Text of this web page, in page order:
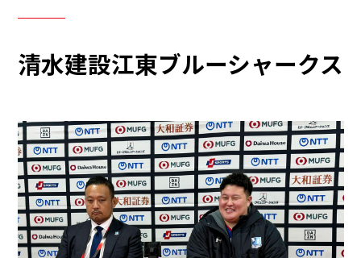
清水建設江東ブルーシャークス